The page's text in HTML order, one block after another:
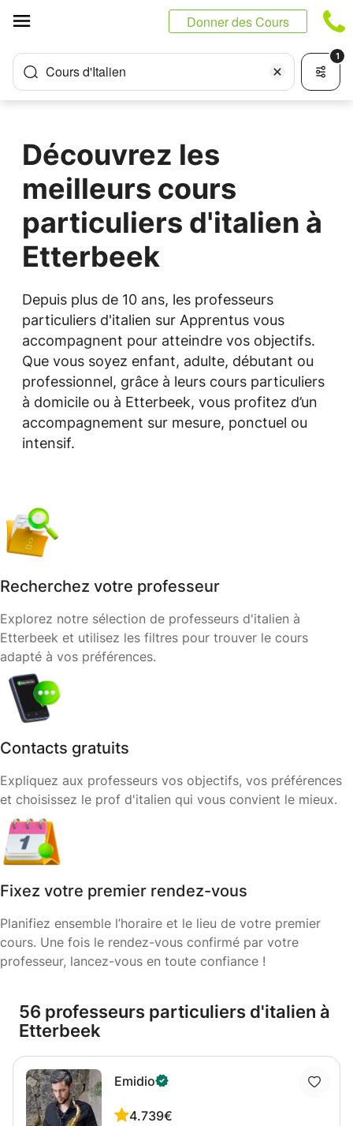
Donner des Cours
Cours d'Italien
1
Découvrez les
meilleurs cours
particuliers d'italien à
Etterbeek
Depuis plus de 10 ans, les professeurs
particuliers d'italien sur Apprentus vous
accompagnent pour atteindre vos objectifs.
Que vous soyez enfant, adulte, débutant ou
professionnel, grâce à leurs cours particuliers
à domicile ou à Etterbeek, vous profitez d’un
accompagnement sur mesure, ponctuel ou
intensif.
Recherchez votre professeur
Explorez notre sélection de professeurs d'italien à
Etterbeek et utilisez les filtres pour trouver le cours
adapté à vos préférences.
Contacts gratuits
Expliquez aux professeurs vos objectifs, vos préférences
et choisissez le prof d'italien qui vous convient le mieux.
Fixez votre premier rendez-vous
Planifiez ensemble l’horaire et le lieu de votre premier
cours. Une fois le rendez-vous confirmé par votre
professeur, lancez-vous en toute confiance !
56 professeurs particuliers d'italien à
Etterbeek
Emidio
4.739€